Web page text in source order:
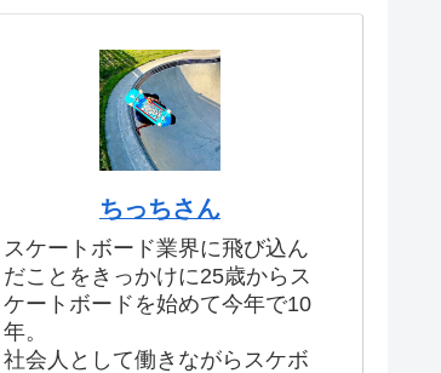
ちっちさん
スケートボード業界に飛び込ん
だことをきっかけに25歳からス
ケートボードを始めて今年で10
年。
社会人として働きながらスケボ